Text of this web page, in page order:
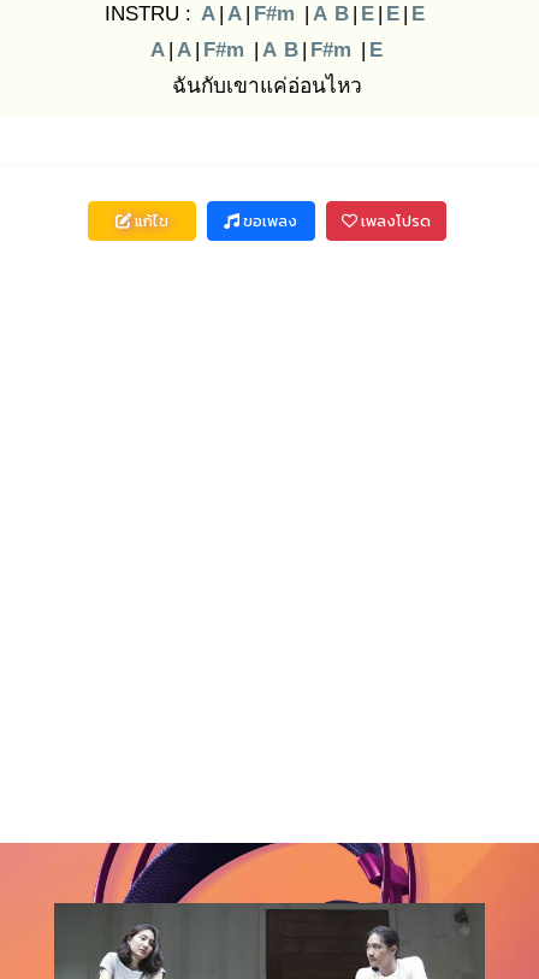
INSTRU : A | A | F#m | A B | E | E | E
A | A | F#m | A B | F#m | E
ฉันกับเขาแค่อ่อนไหว
แก้ไข ขอเพลง เพลงโปรด